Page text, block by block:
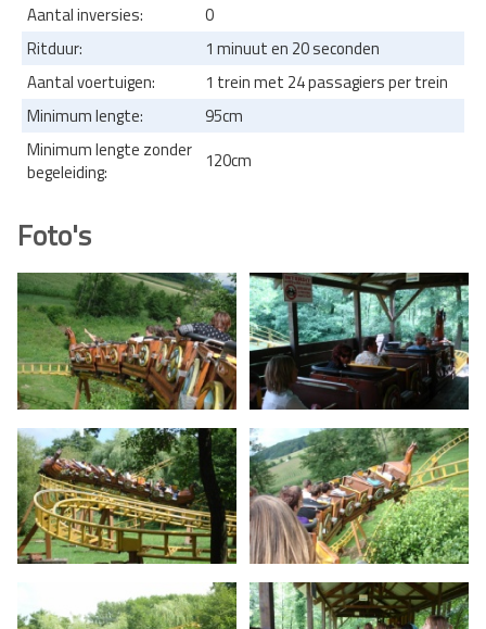
Aantal inversies:
0
Ritduur:
1 minuut en 20 seconden
Aantal voertuigen:
1 trein met 24 passagiers per trein
Minimum lengte:
95cm
Minimum lengte zonder
begeleiding:
120cm
Foto's